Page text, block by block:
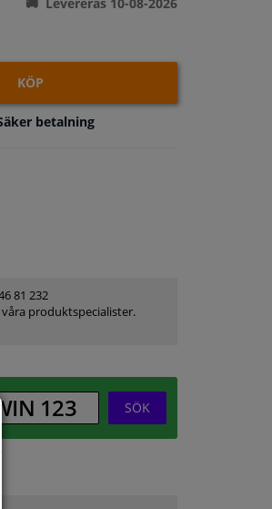
KÖP
betalning
81 232
produktspecialister.
SÖK